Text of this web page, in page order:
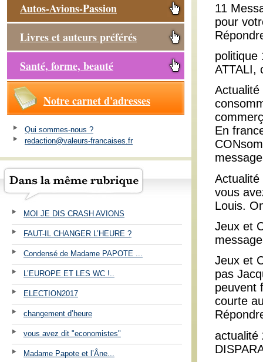
Autos-Avions-Passion
Livres et auteurs préférés
Santé, forme, beauté
Notre carnet d'adresses
Qui sommes-nous ?
redaction@valeurs-francaises.fr
MOI JE DIS CRASH AVIONS
FAUT-IL CHANGER L’HEURE ?
Condensé de Madame PAPOTE ...
L’EUROPE ET LES WC !..
ELECTION2017
changement d’heure
vous avez dit "economistes"
Madame Papote et l’Âne...
11
pour
politique
ATTALI,
En
message
vous
Louis.
Jeux et
message
Jeux et
pas
peuvent
courte
actualité